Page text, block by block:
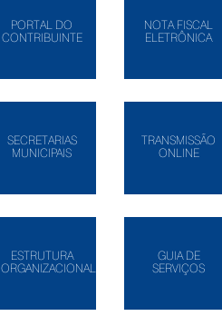
PORTAL DO
CONTRIBUINTE
NOTA FISCAL
ELETRÔNICA
SECRETARIAS
MUNICIPAIS
TRANSMISSÃO
ONLINE
ESTRUTURA
ORGANIZACIONAL
GUIA DE
SERVIÇOS